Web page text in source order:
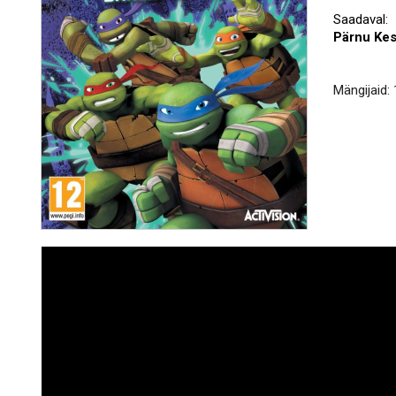
Saadaval:
Pärnu
Mängijaid: